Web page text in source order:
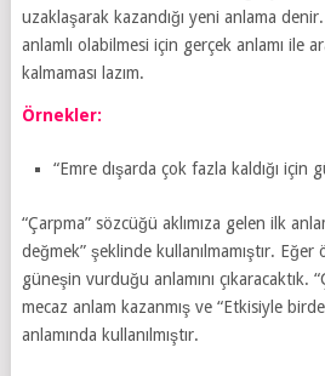
uzaklaşarak kazandığı yeni anlama
anlamlı olabilmesi için gerçek anlamı ile
kalmaması lazım.
Örnekler:
“Emre dışarda çok fazla kaldığı için
“Çarpma” sözcüğü aklımıza gelen ilk
değmek” şeklinde kullanılmamıştır. Eğer
güneşin vurduğu anlamını çıkaracaktık.
mecaz anlam kazanmış ve “Etkisiyle
anlamında kullanılmıştır.